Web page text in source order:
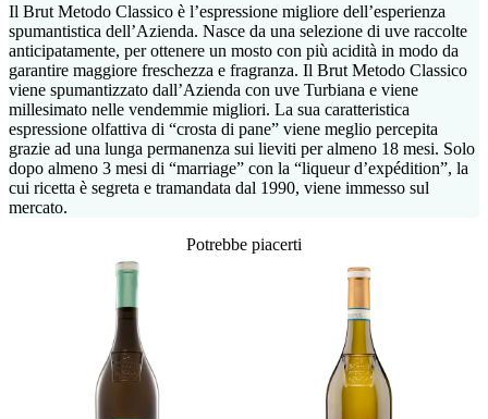
Il Brut Metodo Classico è l’espressione migliore dell’esperienza
spumantistica dell’Azienda. Nasce da una selezione di uve raccolte
anticipatamente, per ottenere un mosto con più acidità in modo da
garantire maggiore freschezza e fragranza. Il Brut Metodo Classico
viene spumantizzato dall’Azienda con uve Turbiana e viene
millesimato nelle vendemmie migliori. La sua caratteristica
espressione olfattiva di “crosta di pane” viene meglio percepita
grazie ad una lunga permanenza sui lieviti per almeno 18 mesi. Solo
dopo almeno 3 mesi di “marriage” con la “liqueur d’expédition”, la
cui ricetta è segreta e tramandata dal 1990, viene immesso sul
mercato.
Potrebbe piacerti